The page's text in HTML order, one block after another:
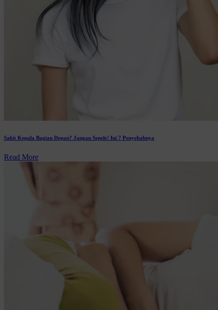
Sakit Kepala Bagian Depan? Jangan Sepele! Ini 7 Penyebabnya
Read More